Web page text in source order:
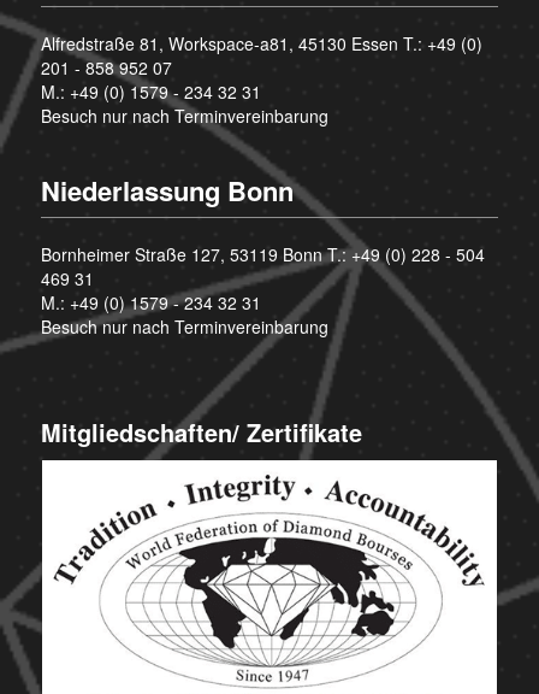
Alfredstraße 81, Workspace-a81, 45130 Essen T.: +49 (0)
201 - 858 952 07
M.: +49 (0) 1579 - 234 32 31
Besuch nur nach Terminvereinbarung
Niederlassung Bonn
Bornheimer Straße 127, 53119 Bonn T.:+49 (0) 228 - 504
469 31
M.: +49 (0) 1579 - 234 32 31
Besuch nur nach Terminvereinbarung
Mitgliedschaften/ Zertifikate